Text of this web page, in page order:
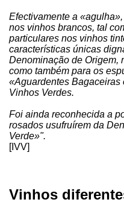
Efectivamente a
nos vinhos brancos, tal
particulares nos vinhos
características únicas
Denominação de Origem,
como também para os
«Aguardentes
Vinhos Verdes.
Foi ainda reconhecida a
rosados usufruírem da
Verde»".
[IVV]
Vinhos